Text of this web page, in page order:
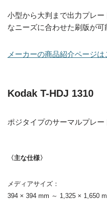
小型から大判まで出力プレ
なニーズに合わせた刷版が可
メーカーの商品紹介ページは
Kodak T-HDJ 1310
ポジタイプのサーマルプレー
〈主な仕様〉
メディアサイズ：
394 × 394 mm ～ 1,325 ×